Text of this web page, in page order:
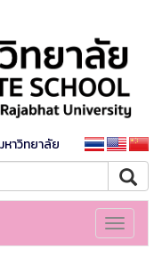
หาวิทยาลัย
Toggle